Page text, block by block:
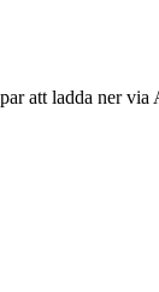
att ladda ner